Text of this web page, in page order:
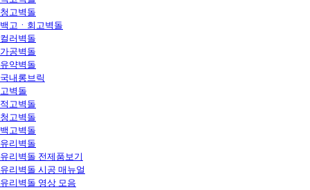
청고벽돌
백고ㆍ회고벽돌
컬러벽돌
가공벽돌
유약벽돌
국내롱브릭
고벽돌
적고벽돌
청고벽돌
백고벽돌
유리벽돌
유리벽돌 전제품보기
유리벽돌 시공 매뉴얼
유리벽돌 영상 모음